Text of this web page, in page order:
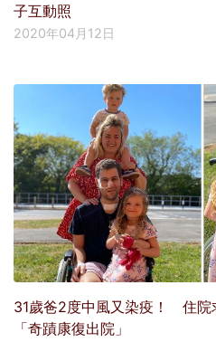
子互動照
2020年04月12日
31歲爸2度中風又染疫！ 住
「奇蹟康復出院」